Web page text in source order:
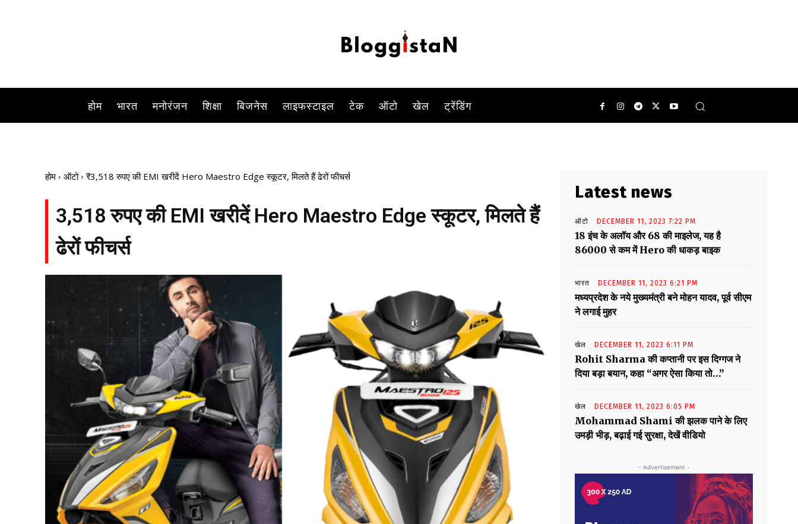
होम भारत मनोरंजन शिक्षा बिजनेस लाइफस्टाइल टेक ऑटो खेल ट्रेंडिंग
होम ऑटो ₹3,518 रुपए की EMI खरीदें Hero Maestro Edge स्कूटर, मिलते हैं ढेरों फीचर्स
₹3,518 रुपए की EMI खरीदें Hero Maestro Edge स्कूटर, मिलते हैं
ढेरों फीचर्स
Latest news
ऑटो DECEMBER 11, 2023 7:22 PM
18 इंच के अलॉय और 68 की माइलेज, यह है
86000 से कम में Hero की धाकड़ बाइक
भारत DECEMBER 11, 2023 6:21 PM
मध्यप्रदेश के नये मुख्यमंत्री बने मोहन यादव, पूर्व सीएम
ने लगाई मुहर
खेल DECEMBER 11, 2023 6:11 PM
Rohit Sharma की कप्तानी पर इस दिग्गज ने
दिया बड़ा बयान, कहा “अगर ऐसा किया तो…”
खेल DECEMBER 11, 2023 6:05 PM
Mohammad Shami की झलक पाने के लिए
उमड़ी भीड़, बढ़ाई गई सुरक्षा, देखें वीडियो
- Advertisement -